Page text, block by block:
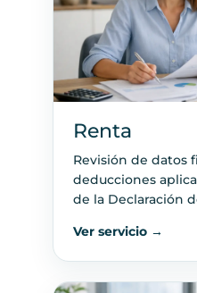
Renta
Revisión de datos
deducciones
de la Declaración
Ver servicio →